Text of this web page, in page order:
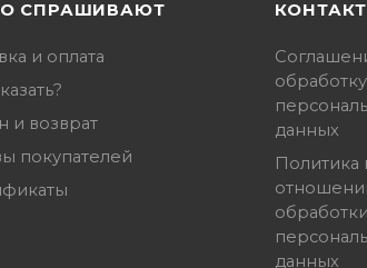
СПРАШИВАЮТ
и оплата
и возврат
покупателей
обработку
данных
Политика
обработки
данных